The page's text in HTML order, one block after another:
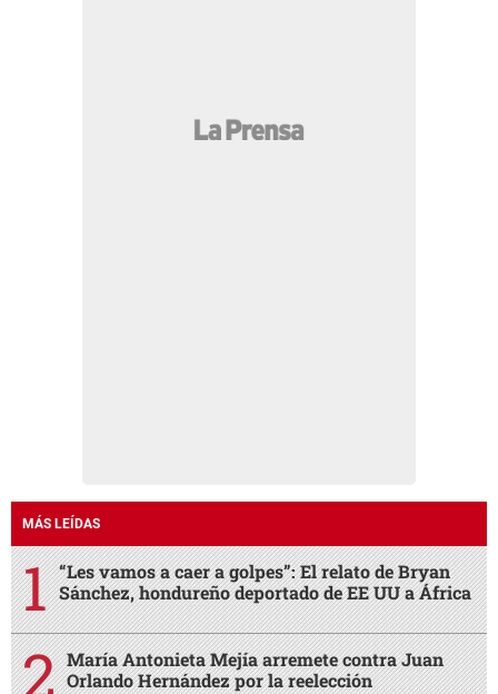
MÁS LEÍDAS
“Les vamos a caer a golpes”: El relato de Bryan
Sánchez, hondureño deportado de EE UU a África
María Antonieta Mejía arremete contra Juan
Orlando Hernández por la reelección